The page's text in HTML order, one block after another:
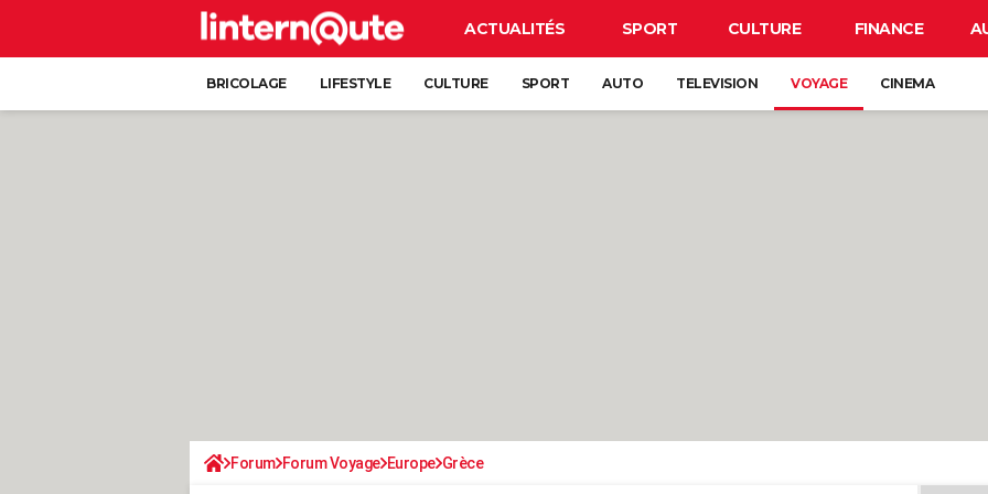
ACTUALITÉS SPORT CULTURE FINANCE
BRICOLAGE LIFESTYLE CULTURE SPORT AUTO TELEVISION VOYAGE CINEMA
Forum Forum Voyage Europe Grèce